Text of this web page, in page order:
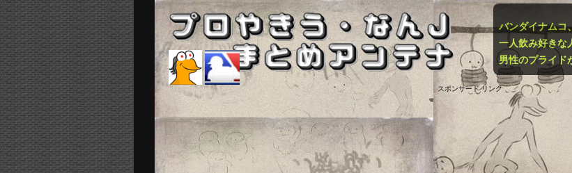
一人飲み好きな
男性のプライド
スポンサード リンク